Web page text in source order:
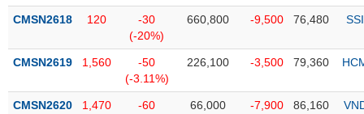
quỹ
mục
ETF
Cổ
CMSN2618 120
-30
(-20%)
660,800 -9,500 76,480 SSI
CMSN2619 1,560
-50
(-3.11%)
226,100 -3,500 79,360
CMSN2620 1,470
-60
66,000 -7,900 86,160
DỮ
MỚI